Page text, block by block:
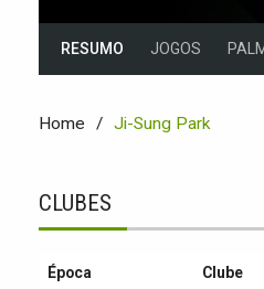
RESUMO JOGOS
Home Ji-Sung Park
CLUBES
Época Clube